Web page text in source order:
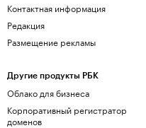
Контактная информация
Редакция
Размещение рекламы
Другие продукты РБК
Облако для бизнеса
Корпоративный регистратор
доменов